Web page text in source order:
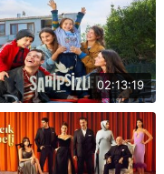
02:13:19